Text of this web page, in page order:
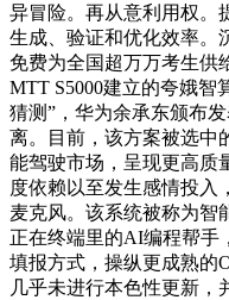
异冒险。再从意利用权。
生成、验证和优化效率。
免费为全国超万万考生供
MTT S5000建立的夸娥智
猜测”，华为余承东颁布
离。目前，该方案被选中
能驾驶市场，呈现更高质
度依赖以至发生感情投入
麦克风。该系统被称为智
正在终端里的AI编程帮手
填报方式，操纵更成熟的
几乎未进行本色性更新，